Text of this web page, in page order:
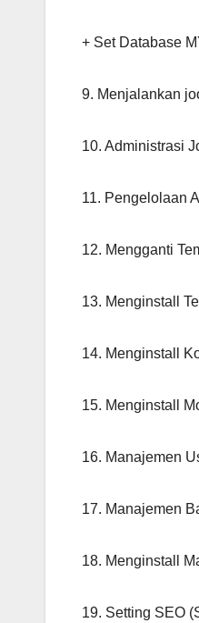
+ Set Database
9. Menjalankan
10. Administrasi
11. Pengelolaan
12. Mengganti
13. Menginstall
14. Menginstall
15. Menginstall
16. Manajemen
17. Manajemen
18. Menginstall
19. Setting SEO